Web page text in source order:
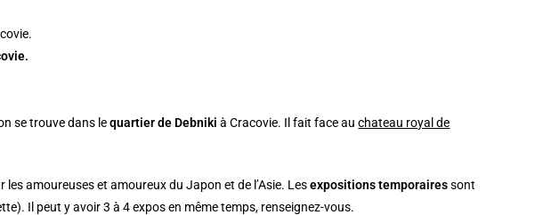
se trouve dans lequartier de Debniki à Cracovie. Il fait face auchateau royal de
les amoureuses et amoureux du Japon et de l’Asie. Lesexpositions temporairessont
Il peut y avoir 3 à 4 expos en même temps, renseignez-vous.